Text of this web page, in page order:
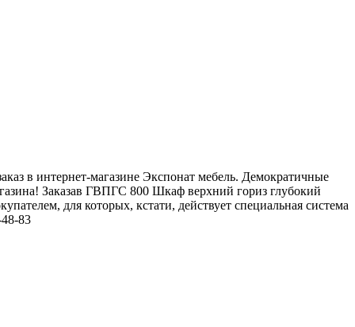
в интернет-магазине Экспонат мебель. Демократичные
Заказав ГВПГС 800 Шкаф верхний гориз глубокий
для которых, кстати, действует специальная система
83